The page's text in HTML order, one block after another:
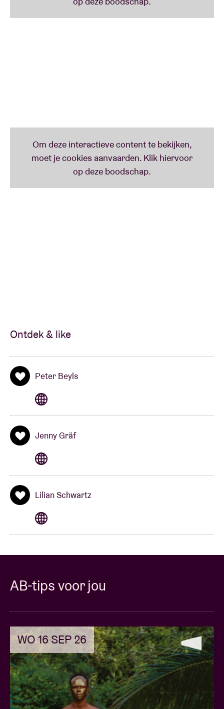
Ontdek & like
Peter Beyls
Jenny Gräf
Lilian Schwartz
AB-tips voor jou
WO 16 SEP 26